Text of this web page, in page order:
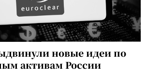
новые идеи по
активам России